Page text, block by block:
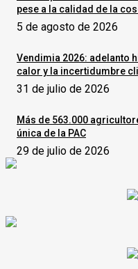
pese a la calidad de la
5 de agosto de 2026
Vendimia 2026: adelanto
calor y la incertidumbre
31 de julio de 2026
Más de 563.000
única de la PAC
29 de julio de 2026